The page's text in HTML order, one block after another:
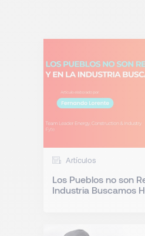
Artículos
Los Pueblos no son
Industria Buscamos